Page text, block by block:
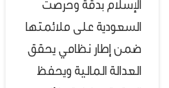
الإسلام بدقة وحرصت
السعودية على ملائمتها
ضمن إطار نظامي يحقق
العدالة المالية ويحفظ